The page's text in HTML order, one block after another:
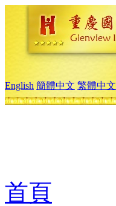
English 簡體中文 繁體中文
首頁